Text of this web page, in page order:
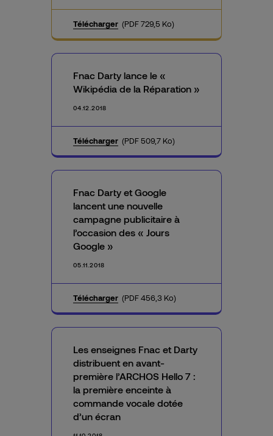
Télécharger (PDF 729,5 Ko)
Fnac Darty lance le «
Wikipédia de la Réparation »
04.12.2018
Télécharger (PDF 509,7 Ko)
Fnac Darty et Google
lancent une nouvelle
campagne publicitaire à
l’occasion des « Jours
Google »
05.11.2018
Télécharger (PDF 456,3 Ko)
Les enseignes Fnac et Darty
distribuent en avant-
première l’ARCHOS Hello 7 :
la première enceinte à
commande vocale dotée
d’un écran